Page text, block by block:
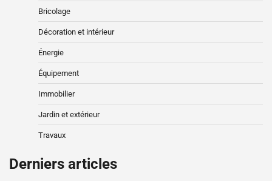
Bricolage
Décoration et intérieur
Énergie
Équipement
Immobilier
Jardin et extérieur
Travaux
Derniers articles